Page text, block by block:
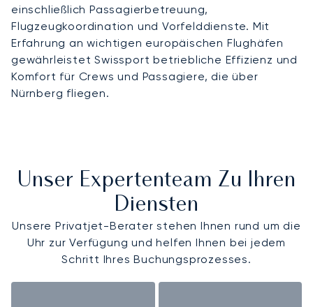
einschließlich Passagierbetreuung,
Flugzeugkoordination und Vorfelddienste. Mit
Erfahrung an wichtigen europäischen Flughäfen
gewährleistet Swissport betriebliche Effizienz und
Komfort für Crews und Passagiere, die über
Nürnberg fliegen.
Unser Expertenteam Zu Ihren
Diensten
Unsere Privatjet-Berater stehen Ihnen rund um die
Uhr zur Verfügung und helfen Ihnen bei jedem
Schritt Ihres Buchungsprozesses.